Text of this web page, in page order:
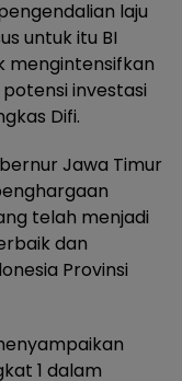
laju
untuk itu BI
mengintensifkan
investasi
Difi.
Jawa Timur
telah menjadi
dan
Provinsi
1 dalam